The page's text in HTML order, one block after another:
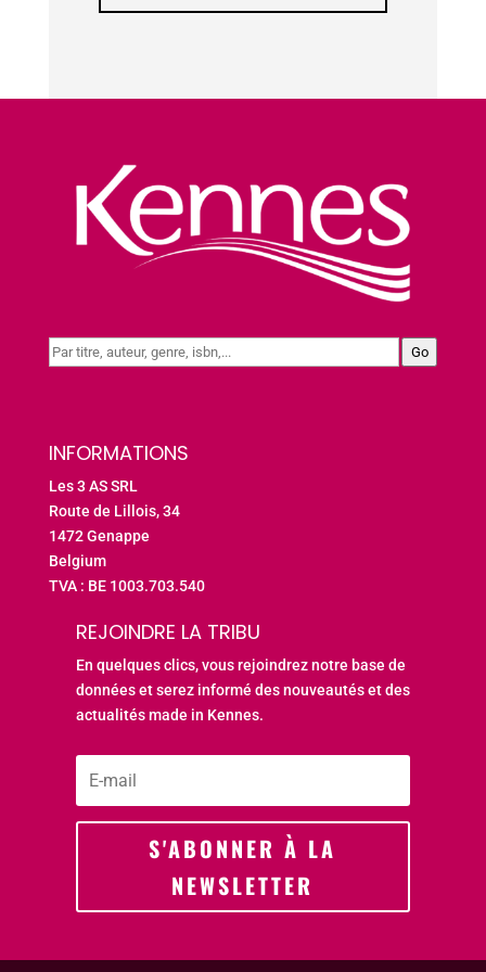
Go
INFORMATIONS
Les 3 AS SRL
Route de Lillois, 34
1472 Genappe
Belgium
TVA : BE 1003.703.540
REJOINDRE LA TRIBU
En quelques clics, vous rejoindrez notre base de
données et serez informé des nouveautés et des
actualités made in Kennes.
S'ABONNER À LA
NEWSLETTER